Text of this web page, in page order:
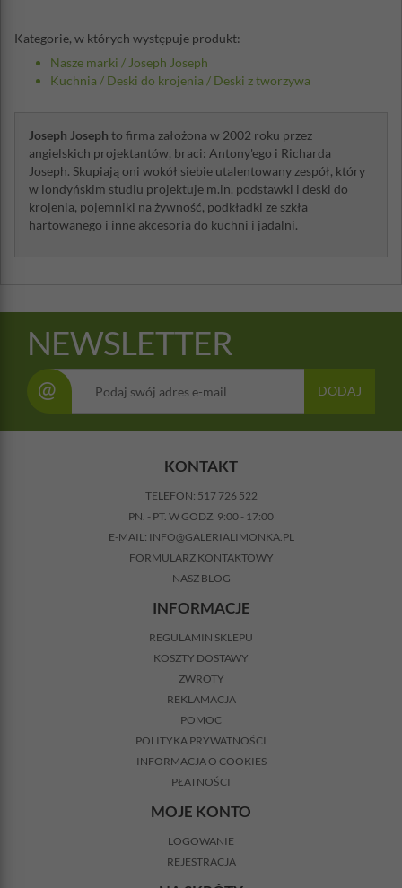
Kategorie, w których występuje produkt:
Nasze marki / Joseph Joseph
Kuchnia / Deski do krojenia / Deski z tworzywa
Joseph Joseph to firma założona w 2002 roku przez
angielskich projektantów, braci: Antony'ego i Richarda
Joseph. Skupiają oni wokół siebie utalentowany zespół, który
w londyńskim studiu projektuje m.in. podstawki i deski do
krojenia, pojemniki na żywność, podkładki ze szkła
hartowanego i inne akcesoria do kuchni i jadalni.
NEWSLETTER
@ DODAJ
KONTAKT
TELEFON: 517 726 522
PN. - PT. W GODZ. 9:00 - 17:00
E-MAIL: INFO@GALERIALIMONKA.PL
FORMULARZ KONTAKTOWY
NASZ BLOG
INFORMACJE
REGULAMIN SKLEPU
KOSZTY DOSTAWY
ZWROTY
REKLAMACJA
POMOC
POLITYKA PRYWATNOŚCI
INFORMACJA O COOKIES
PŁATNOŚCI
MOJE KONTO
LOGOWANIE
REJESTRACJA